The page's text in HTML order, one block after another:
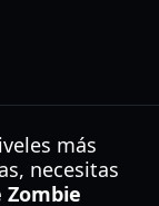
más
necesitas
Zombie